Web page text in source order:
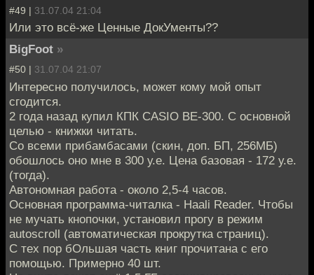
#49 | 31.07.04 21:04
Или это всё-же Ценные ДокУменты??
BigFoot »
#50 | 31.07.04 21:07
Интересно получилось, может кому мой опыт
сгодится.
2 года назад купил КПК CASIO BE-300. С основной
целью - книжки читать.
Со всеми прибамбасами (скин, доп. БП, 256МБ)
обошлось оно мне в 300 у.е. Цена базовая - 172 у.е.
(тогда).
Автономная работа - около 2,5-4 часов.
Основная программа-читалка - Haali Reader. Чтобы
не мучать кнопочки, установил прогу в режим
autoscroll (автоматическая прокрутка страниц).
С тех пор бОльшая часть книг прочитана с его
помощью. Примерно 40 шт.